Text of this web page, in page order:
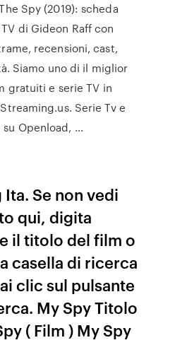
Spy (2019): scheda
di Gideon Raff con
recensioni, cast,
Siamo uno di il miglior
gratuiti e serie TV in
Serie Tv e
su Openload, …
Se non vedi
qui, digita
il titolo del film o
casella di ricerca
clic sul pulsante
My Spy Titolo
( Film ) My Spy